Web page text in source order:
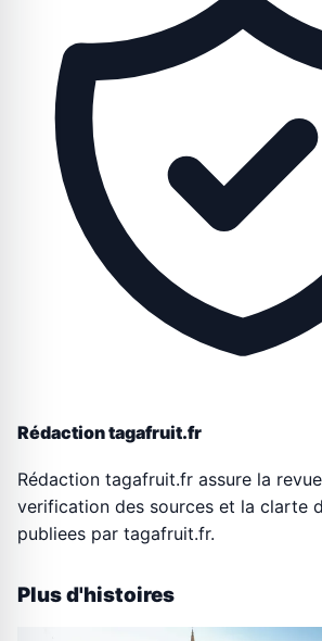
Rédaction tagafruit.fr
Rédaction tagafruit.fr assure la
verification des sources et la clarte
publiees par tagafruit.fr.
Plus d'histoires